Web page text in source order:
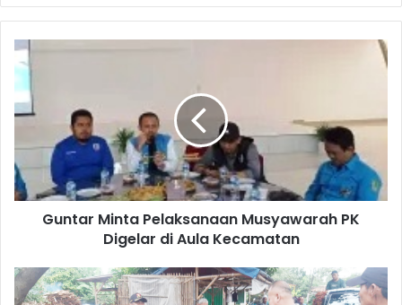
Guntar
Minta
Musyawarah
di
Aula
Kecamatan
Guntar Minta Pelaksanaan Musyawarah PK
Digelar di Aula Kecamatan
Harga
Buah